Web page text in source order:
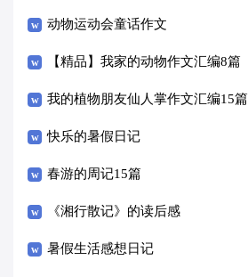
动物运动会童话作文
【精品】我家的动物作文汇编8篇
我的植物朋友仙人掌作文汇编15篇
快乐的暑假日记
春游的周记15篇
《湘行散记》的读后感
暑假生活感想日记